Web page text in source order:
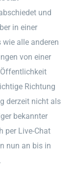
und
in einer
wie alle anderen
von einer
Richtung
derzeit nicht als
bekannter
per Live-Chat
nun an bis in